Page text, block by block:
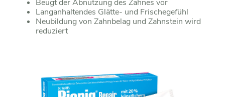
Beugt der Abnutzung des Zahnes vor
Langanhaltendes Glätte- und Frischegefühl
Neubildung von Zahnbelag und Zahnstein wird
reduziert